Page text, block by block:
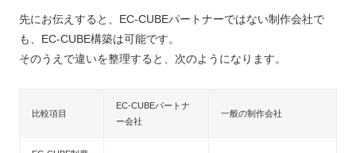
先にお伝えすると、EC-CUBEパートナーではない制作会社で
も、EC-CUBE構築は可能です。
そのうえで違いを整理すると、次のようになります。
比較項目
EC-CUBEパートナ
ー会社
一般の制作会社